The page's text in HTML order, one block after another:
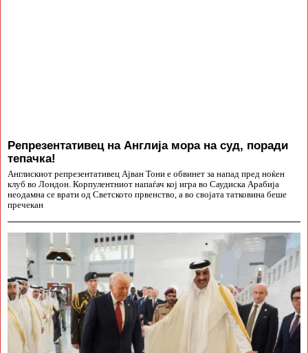
Репрезентативец на Англија мора на суд, поради
тепачка!
Англискиот репрезентативец Ајван Тони е обвинет за напад пред ноќен
клуб во Лондон. Корпулентниот напаѓач кој игра во Саудиска Арабија
неодамна се врати од Светското првенство, а во својата татковина беше
пречекан